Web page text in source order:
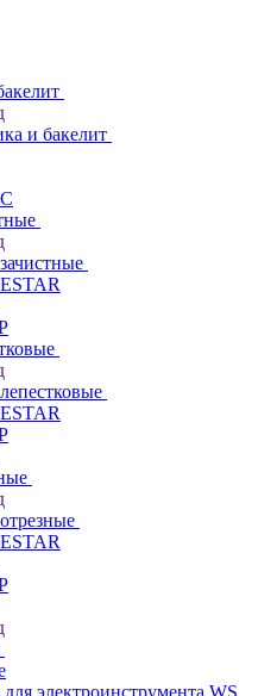
и бакелит
электроинструмента WS